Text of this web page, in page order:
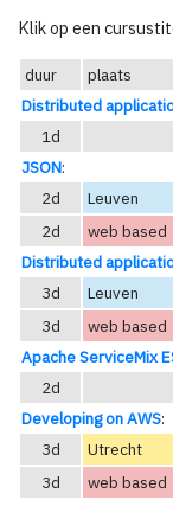
Klik op een
duur plaats
Distributed
1d
JSON:
2d
Leuven
2d
web based
Distributed
3d
Leuven
3d
web based
Apache ServiceMix
2d
Developing on AWS:
3d
Utrecht
3d
web based